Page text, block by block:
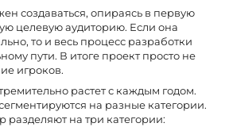
создаваться, опираясь в первую
целевую аудиторию. Если она
то и весь процесс разработки
пути. В итоге проект просто не
игроков.
растет с каждым годом.
на разные категории.
на три категории: